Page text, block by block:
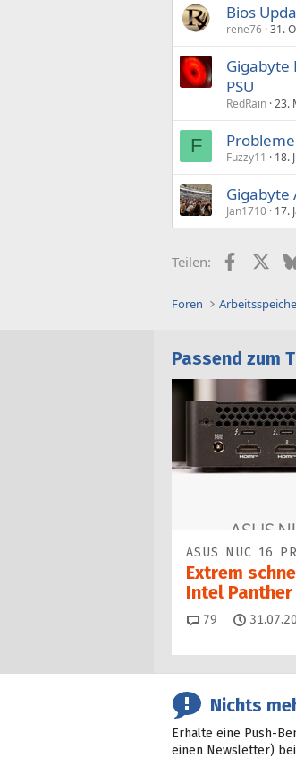
Bios
rene76 31.
Gigabyte
PSU
RedRain 23.
F
Fuzzy11 18.
Gigabyte
Jan1710 17.
Teilen: Facebook
X
Foren
Passend zum
ASUS NUC 16
Extrem
Intel Panther
79 Kommentare
Nichts
Erhalte eine Push-
einen Newsletter)